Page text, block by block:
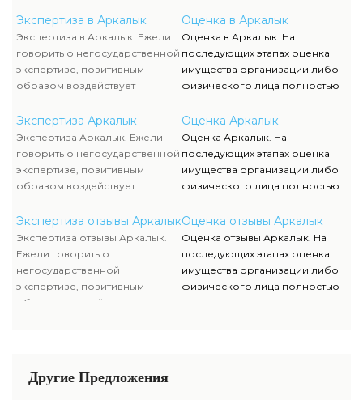
конкуренция, которая
способствует формированию
полностью адекватного
уровня цен.
Экспертиза в Аркалык
Экспертиза в Аркалык. Ежели
говорить о негосударственной
экспертизе, позитивным
образом воздействует
конкуренция, которая
способствует формированию
полностью адекватного
уровня цен.
Экспертиза Аркалык
Экспертиза Аркалык. Ежели
говорить о негосударственной
экспертизе, позитивным
образом воздействует
конкуренция, которая
способствует формированию
полностью адекватного
уровня цен.
Экспертиза отзывы Аркалык
Экспертиза отзывы Аркалык.
Ежели говорить о
негосударственной
экспертизе, позитивным
образом воздействует
уровня цен.
служащих, тогда как участие
клиента ограничивается
объяснением отдельных
вопросов и предоставлением
недостающей документации.
Оценка в Аркалык
Оценка в Аркалык. На
последующих этапах оценка
имущества организации либо
физического лица полностью
служащих, тогда как участие
клиента ограничивается
объяснением отдельных
вопросов и предоставлением
недостающей документации.
Оценка Аркалык
Оценка Аркалык. На
последующих этапах оценка
имущества организации либо
физического лица полностью
служащих, тогда как участие
клиента ограничивается
объяснением отдельных
вопросов и предоставлением
недостающей документации.
Оценка отзывы Аркалык
Оценка отзывы Аркалык. На
последующих этапах оценка
имущества организации либо
физического лица полностью
Другие Предложения